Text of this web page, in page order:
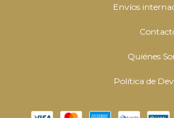
Envíos
Quiénes
Política de